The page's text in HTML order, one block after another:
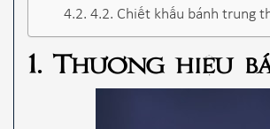
4.2. Chiết khấu bánh trung
1. Thương hiệu